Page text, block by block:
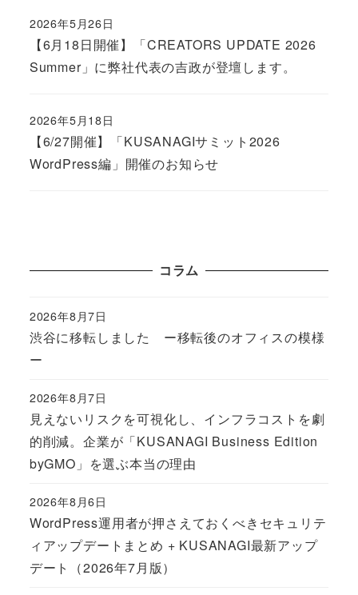
【6月18日開催】「CREATORS UPDATE 2026
Summer」に弊社代表の吉政が登壇します。
Published
2026年5月26日
【6/27開催】「KUSANAGIサミット2026
WordPress編」開催のお知らせ
Published
2026年5月18日
コラム
渋谷に移転しました ー移転後のオフィスの模様
ー
Published
2026年8月7日
見えないリスクを可視化し、インフラコストを劇
的削減。企業が「KUSANAGI Business Edition
byGMO」を選ぶ本当の理由
Published
2026年8月7日
WordPress運用者が押さえておくべきセキュリテ
ィアップデートまとめ + KUSANAGI最新アップ
デート（2026年7月版）
Published
2026年8月6日